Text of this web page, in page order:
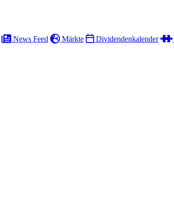
News Feed Märkte Dividendenkalender